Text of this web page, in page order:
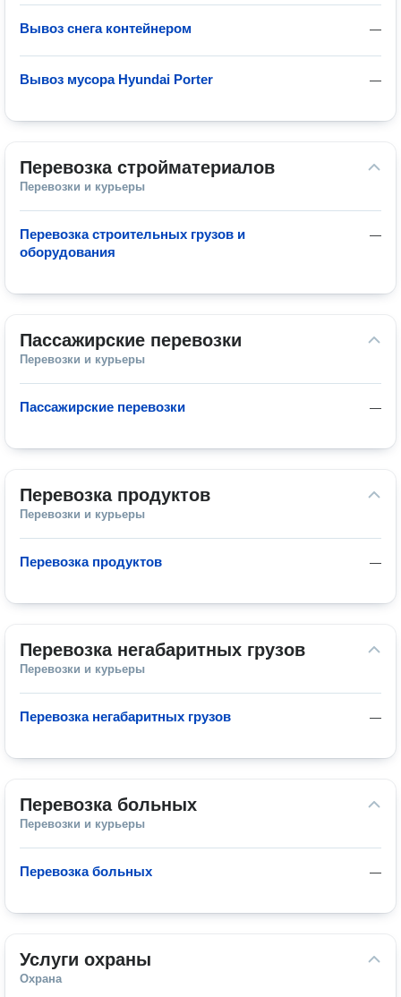
—
Вывоз снега контейнером
—
Вывоз мусора Hyundai Porter
Перевозка стройматериалов
Перевозки и курьеры
—
Перевозка строительных грузов и
оборудования
Пассажирские перевозки
Перевозки и курьеры
—
Пассажирские перевозки
Перевозка продуктов
Перевозки и курьеры
—
Перевозка продуктов
Перевозка негабаритных грузов
Перевозки и курьеры
—
Перевозка негабаритных грузов
Перевозка больных
Перевозки и курьеры
—
Перевозка больных
Услуги охраны
Охрана